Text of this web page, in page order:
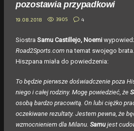
pozostawia przypadkowi
19.08.2018 3905 4
Siostra Samu Castillejo, Noemi
Road2Sports.com na temat swojego
Hiszpana miała do powiedzenia:
To będzie pierwsze doświadczenie poza
niego i całej rodziny. Mogę powiedzieć, że
osobą bardzo pracowitą. On lubi ciężko
oczekiwane rezultaty. Jestem pewna, że
wzmocnieniem dla Milanu. Samu jest